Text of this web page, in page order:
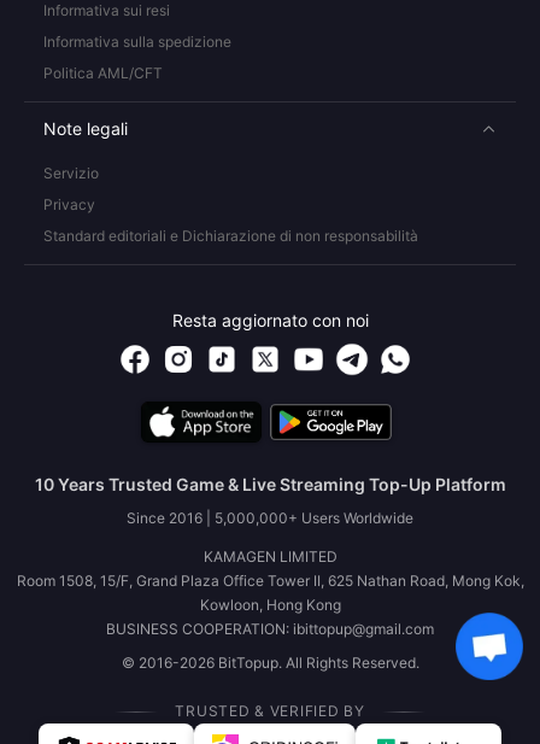
Informativa sui resi
Informativa sulla spedizione
Politica AML/CFT
Note legali
Servizio
Privacy
Standard editoriali e Dichiarazione di non responsabilità
Resta aggiornato con noi
10 Years Trusted Game & Live Streaming Top-Up Platform
Since 2016 | 5,000,000+ Users Worldwide
KAMAGEN LIMITED
Room 1508, 15/F, Grand Plaza Office Tower II, 625 Nathan Road, Mong Kok,
Kowloon, Hong Kong
BUSINESS COOPERATION: ibittopup@gmail.com
© 2016-2026 BitTopup. All Rights Reserved.
TRUSTED & VERIFIED BY